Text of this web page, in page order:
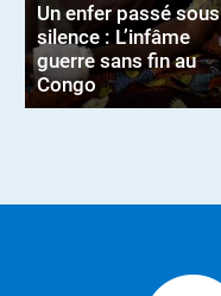
Un enfer passé sous
silence : L’infâme
guerre sans fin au
Congo